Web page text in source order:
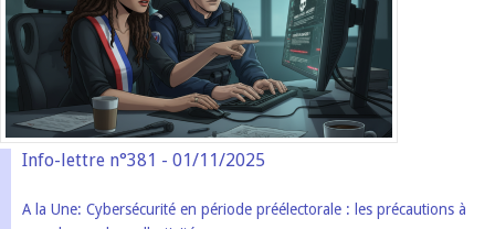
Info-lettre n°381 - 01/11/2025
A la Une: Cybersécurité en période préélectorale : les précautions à